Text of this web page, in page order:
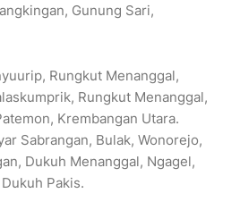
Gunung Sari,
Rungkut Menanggal,
Rungkut Menanggal,
Krembangan Utara.
Sabrangan, Bulak, Wonorejo,
Dukuh Menanggal, Ngagel,
Pakis.